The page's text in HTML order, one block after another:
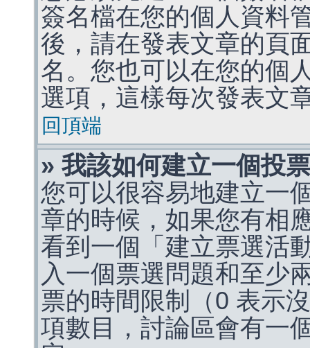
簽名檔在您的個人資料
後，請在發表文章的頁
名。您也可以在您的個
選項，這樣每次發表文
回頂端
» 我該如何建立一個投
您可以很容易地建立一
章的時候，如果您有相
看到一個「建立票選活
入一個票選問題和至少
票的時間限制（0 表示
項數目，討論區會有一